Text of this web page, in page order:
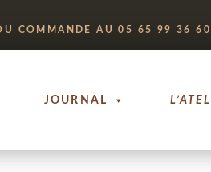
COMMANDE AU 05 65 99 36 60
JOURNAL